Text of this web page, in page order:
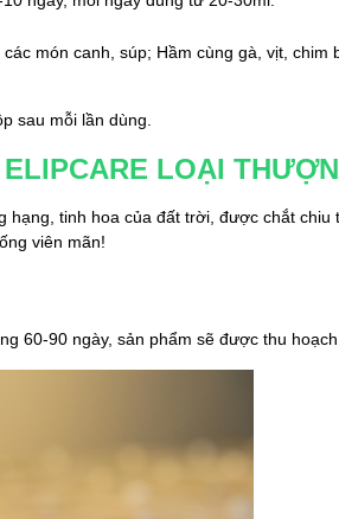
món canh, súp; Hầm cùng gà, vịt, chim
sau mỗi lần dùng.
LOẠI
tinh hoa của đất trời, được chắt
viên mãn!
60-90 ngày, sản phẩm sẽ được thu